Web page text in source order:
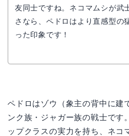
友同士ですね。ネコマムシが武
さなら、ペドロはより直感型の
った印象です！
ペドロはゾウ（象主の背中に建
ンク族・ジャガー族の戦士です
ップクラスの実力を持ち、ネコ